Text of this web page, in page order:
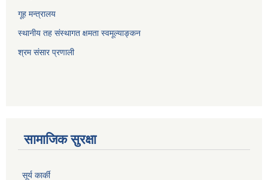
गूह मन्त्रालय
स्थानीय तह संस्थागत क्षमता स्वमूल्याङ्कन
श्रम संसार प्रणाली
सामाजिक सुरक्षा
सूर्य कार्की